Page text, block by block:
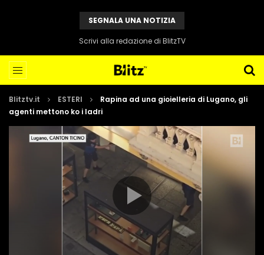
SEGNALA UNA NOTIZIA
Scrivi alla redazione di BlitzTV
Blitztv.it ESTERI
Rapina ad una gioielleria di Lugano, gli
agenti mettono ko i ladri